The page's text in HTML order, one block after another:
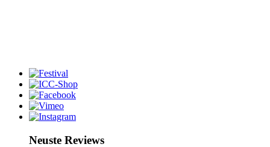
Neuste Reviews